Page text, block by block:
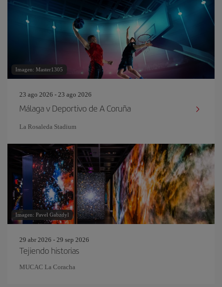
Imagen: Master1305
23 ago 2026 - 23 ago 2026
Málaga v Deportivo de A Coruña
La Rosaleda Stadium
Imagen: Pavel Gabzdyl
29 abr 2026 - 29 sep 2026
Tejiendo historias
MUCAC La Coracha